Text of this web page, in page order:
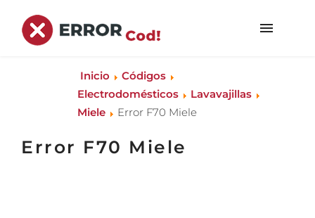
Inicio
Códigos
Electrodomésticos
Lavavajillas
Miele
Error F70 Miele
Error F70 Miele